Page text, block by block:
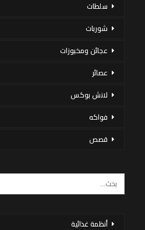
سلطات
شوربات
عجائن ومخبوزات
عصائر
لانش بوكس
فواكه
قصص
أنظمة غذائية